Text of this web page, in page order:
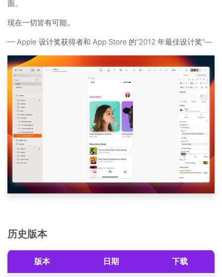
面。
现在一切皆有可能。
— Apple 设计奖获得者和 App Store 的“2012 年最佳设计奖”—
历史版本
版本 日期 下载